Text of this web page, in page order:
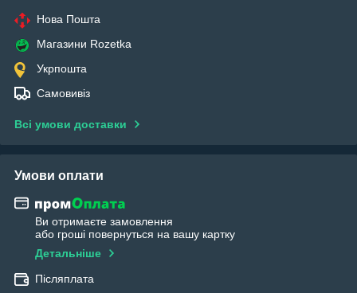
Нова Пошта
Магазини Rozetka
Укрпошта
Самовивіз
Всі умови доставки
Умови оплати
Ви отримаєте замовлення
або гроші повернуться на вашу картку
Детальніше
Післяплата